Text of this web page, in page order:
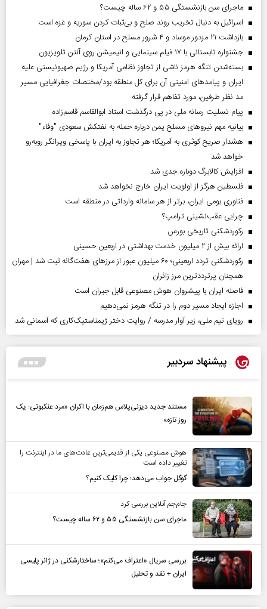
ماجرای سن بازنشستگی ۵۵ و ۶۲ ساله چیست؟
اسرائیل به دنبال تخریب روند صلح و بی‌ثبات کردن سوریه و غزه است
بازداشت ۲۱ مزدور موساد و ۴ شرور مسلح در استان کرمان
جشنواره تابستانی با ۱۷ فیلم سینمایی و انیمیشن روی آنتن تلویزیون
بسته‌شدن تنگه هرمز ناشی از تجاوز نظامی آمریکا و رژیم صهیونیستی علیه
ایران و پیامد‌های امنیتی آن برای کل منطقه بود/مختصات جغرافیایی مسیر
مد نظر طرفین، مورد تفاهم قرار گرفته
پیام تسلیت رسانه ملی در پی درگذشت استاد ابوالقاسم قاسم‌زاده
بیانیه مهم نیروهای مسلح یمن درباره حمله به نفتکش سعودی "وفاء"
هشدار صریح کوثری به آمریکا؛ هر تجاوز به ایران با پاسخی ویرانگر روبه‌رو
خواهد شد
افزایش کالابرگ دوباره جدی شد
فلسطین هرگز از اولویت ایران خارج نخواهد شد
فناوری بومی ایران، برتر از هر سامانه وارداتی در منطقه است
چرایی عقب‌نشینی ترامپ؟
رکوردشکنی تاریخی بورس
ارائه بیش از ۲ میلیون خدمت بهداشتی در اربعین حسینی
رکوردشکنی تردد اربعینی؛ ۶۰ میلیون عبور از مرزهای هفت‌گانه ثبت شد | مهران
همچنان پرترددترین مرز زائران
فاصله ایران با پیشرو‌ان هوش مصنوعی قابل جبران است
اجازه ایجاد مسیر دوم را در تنگه هرمز نمی‌دهیم
رویای تیم ملی، زیر آوار مدرسه / روایت دختر ژیمناستیک‌کاری که آسمانی شد
پیشنهاد سردبیر
مستند جدید دیزنی‌پلاس هم‌زمان با اکران «مرد عنکبوتی: یک
روز تازه»
هوش مصنوعی یکی از قدیمی‌ترین عادت‌های ما در اینترنت را
تغییر داده است
گوگل جواب می‌دهد؛ چرا کلیک کنیم؟
جام‌جم آنلاین بررسی کرد
ماجرای سن بازنشستگی ۵۵ و ۶۲ ساله چیست؟
بررسی سریال «اعتراف می‌کنم»؛ ساختارشکنی در ژانر پلیسی
ایران + نقد و تحلیل